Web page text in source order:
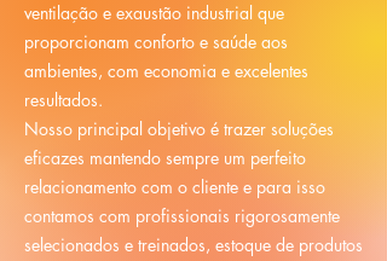
ventilação e exaustão industrial que
proporcionam conforto e saúde aos
ambientes, com economia e excelentes
resultados.
Nosso principal objetivo é trazer soluções
eficazes mantendo sempre um perfeito
relacionamento com o cliente e para isso
contamos com profissionais rigorosamente
selecionados e treinados, estoque de produtos